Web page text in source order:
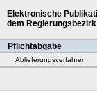
Elektronische
dem
Pflichtabgabe
Ablieferungsverfahren